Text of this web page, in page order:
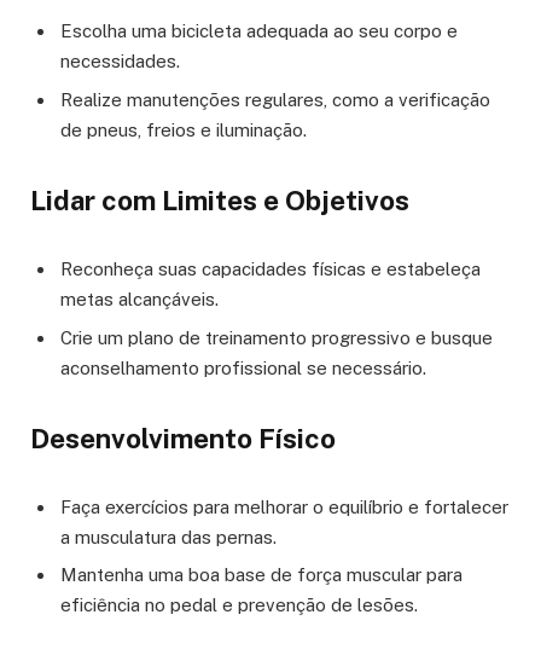
Escolha uma bicicleta adequada ao seu corpo e
necessidades.
Realize manutenções regulares, como a verificação
de pneus, freios e iluminação.
Lidar com Limites e Objetivos
Reconheça suas capacidades físicas e estabeleça
metas alcançáveis.
Crie um plano de treinamento progressivo e busque
aconselhamento profissional se necessário.
Desenvolvimento Físico
Faça exercícios para melhorar o equilíbrio e fortalecer
a musculatura das pernas.
Mantenha uma boa base de força muscular para
eficiência no pedal e prevenção de lesões.